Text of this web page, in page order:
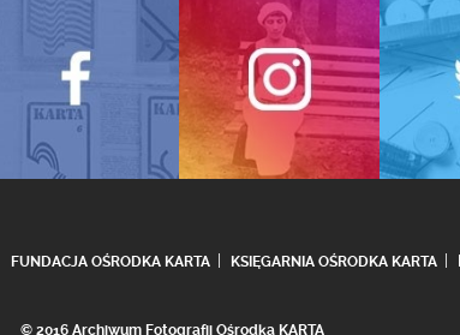
FUNDACJA OŚRODKA KARTA KSIĘGARNIA OŚRODKA KARTA
© 2016 Archiwum Fotografii Ośrodka KARTA